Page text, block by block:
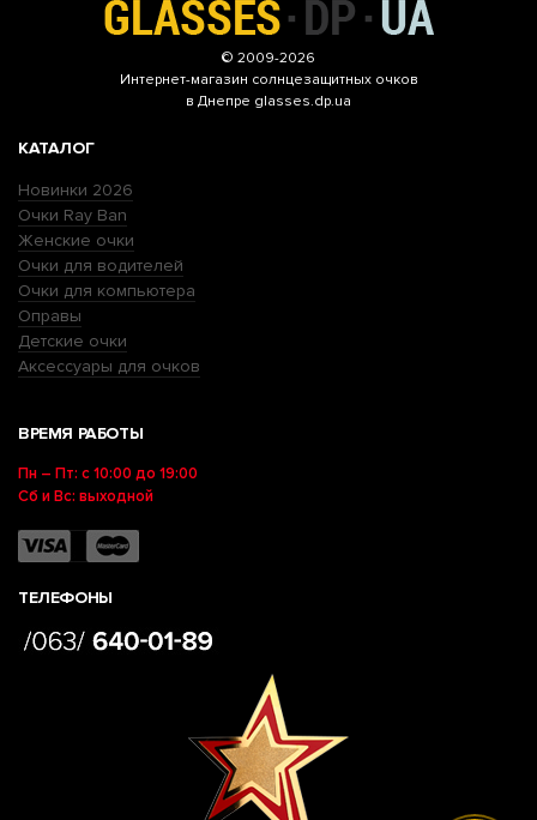
© 2009-2026
Интернет-магазин солнцезащитных очков
в Днепре glasses.dp.ua
КАТАЛОГ
Новинки 2026
Очки Ray Ban
Женские очки
Очки для водителей
Очки для компьютера
Оправы
Детские очки
Аксессуары для очков
ВРЕМЯ РАБОТЫ
Пн – Пт: с 10:00 до 19:00
Сб и Вс: выходной
ТЕЛЕФОНЫ